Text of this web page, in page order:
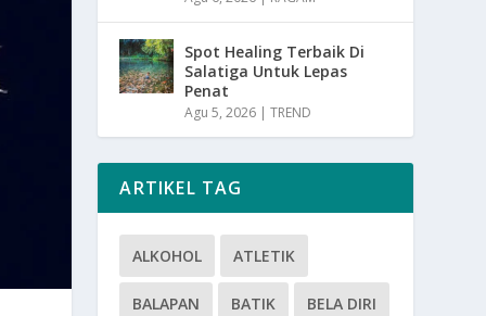
Spot Healing Terbaik Di
Salatiga Untuk Lepas
Penat
Agu 5, 2026 |TREND
ARTIKEL TAG
ALKOHOL ATLETIK
BALAPAN BATIK BELA DIRI